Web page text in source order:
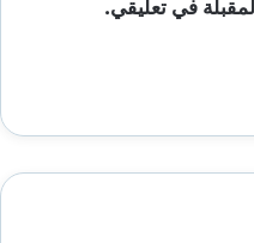
في تعليقي.